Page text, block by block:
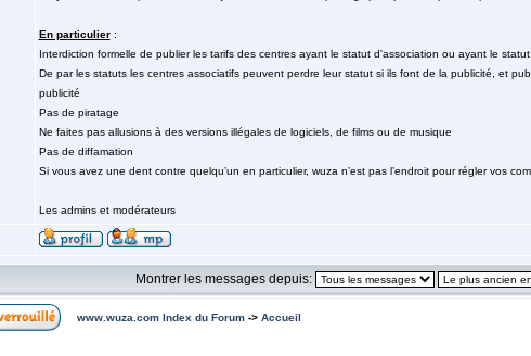
En particulier:
Interdiction formelle de publier les tarifs des centres ayant le statut d'association ou ayant le
De par les statuts les centres associatifs peuvent perdre leur statut si ils font de la publicité, et
publicité
Pas de piratage
Ne faites pas allusions à des versions illégales de logiciels, de films ou de musique
Pas de diffamation
Si vous avez une dent contre quelqu’un en particulier, wuza n’est pas l’endroit pour régler vos
Les admins et modérateurs
Montrer les messages depuis:
www.wuza.com Index du Forum-> Accueil